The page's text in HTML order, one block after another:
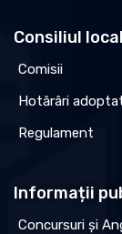
Consiliul local
Comisii
Hotărâri
Regulament
Informații
Concursuri și